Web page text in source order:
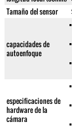
Tamaño del sensor
capacidades de
autoenfoque
especificaciones de
hardware de la
cámara